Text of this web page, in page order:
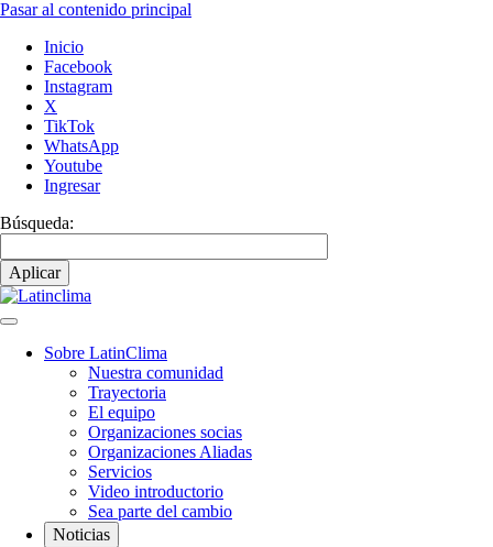
Pasar al contenido principal
Inicio
Facebook
Instagram
X
TikTok
WhatsApp
Youtube
Ingresar
Búsqueda:
Navegación
Sobre LatinClima
Nuestra comunidad
Trayectoria
El equipo
Organizaciones socias
Organizaciones Aliadas
Servicios
Video introductorio
Sea parte del cambio
Noticias